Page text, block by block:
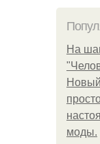
На
моды.